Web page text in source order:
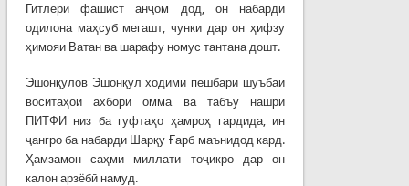
Гитлери фашист анҷом дод, он набарди
одилона маҳсуб мегашт, чунки дар он ҳифзу
ҳимояи Ватан ва шарафу номус тантана дошт.
Эшонқулов Эшонқул ходими пешбари шуъбаи
воситаҳои ахбори омма ва табъу нашри
ПИТФИ низ ба гуфтаҳо ҳамроҳ гардида, ин
ҷангро ба набарди Шарқу Ғарб маънидод кард.
Ҳамзамон саҳми миллати тоҷикро дар он
калон арзёбӣ намуд.